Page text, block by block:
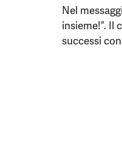
Nel
insieme!”. Il
successi